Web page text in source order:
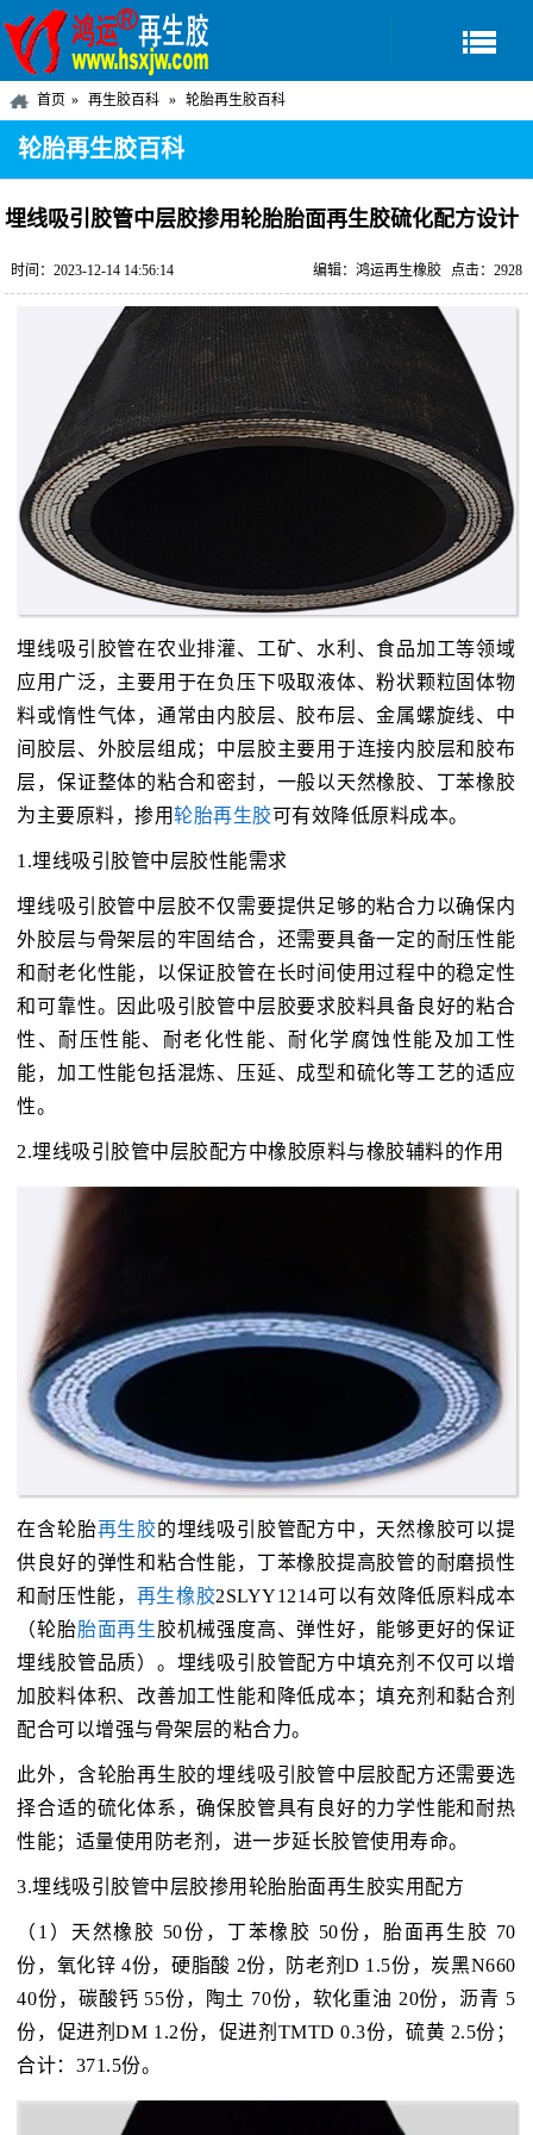
首页 再生胶百科 轮胎再生胶百科
轮胎再生胶百科
埋线吸引胶管中层胶掺用轮胎胎面再生胶硫化配方设计
时间：2023-12-14 14:56:14 点击：2928
编辑：鸿运再生橡胶
埋线吸引胶管在农业排灌、工矿、水利、食品加工等领域
应用广泛，主要用于在负压下吸取液体、粉状颗粒固体物
料或惰性气体，通常由内胶层、胶布层、金属螺旋线、中
间胶层、外胶层组成；中层胶主要用于连接内胶层和胶布
层，保证整体的粘合和密封，一般以天然橡胶、丁苯橡胶
为主要原料，掺用轮胎再生胶可有效降低原料成本。
1.埋线吸引胶管中层胶性能需求
埋线吸引胶管中层胶不仅需要提供足够的粘合力以确保内
外胶层与骨架层的牢固结合，还需要具备一定的耐压性能
和耐老化性能，以保证胶管在长时间使用过程中的稳定性
和可靠性。因此吸引胶管中层胶要求胶料具备良好的粘合
性、耐压性能、耐老化性能、耐化学腐蚀性能及加工性
能，加工性能包括混炼、压延、成型和硫化等工艺的适应
性。
2.埋线吸引胶管中层胶配方中橡胶原料与橡胶辅料的作用
在含轮胎再生胶的埋线吸引胶管配方中，天然橡胶可以提
供良好的弹性和粘合性能，丁苯橡胶提高胶管的耐磨损性
和耐压性能， 再生橡胶2SLYY1214可以有效降低原料成本
（轮胎胎面再生胶机械强度高、弹性好，能够更好的保证
埋线胶管品质）。埋线吸引胶管配方中填充剂不仅可以增
加胶料体积、改善加工性能和降低成本；填充剂和黏合剂
配合可以增强与骨架层的粘合力。
此外，含轮胎再生胶的埋线吸引胶管中层胶配方还需要选
择合适的硫化体系，确保胶管具有良好的力学性能和耐热
性能；适量使用防老剂，进一步延长胶管使用寿命。
3.埋线吸引胶管中层胶掺用轮胎胎面再生胶实用配方
（1）天然橡胶 50份，丁苯橡胶 50份，胎面再生胶 70
份，氧化锌 4份，硬脂酸 2份，防老剂D 1.5份，炭黑N660
40份，碳酸钙 55份，陶土 70份，软化重油 20份，沥青 5
份，促进剂DM 1.2份，促进剂TMTD 0.3份，硫黄 2.5份；
合计：371.5份。